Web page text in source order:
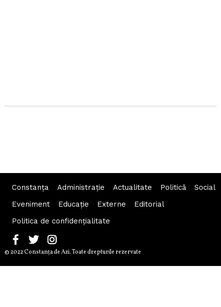
Constanța Administraţie Actualitate Politică
Social
Eveniment
Educaţie Externe
Editorial
Politica de confidențialitate
© 2022 Constanţa de Azi. Toate drepturile rezervate